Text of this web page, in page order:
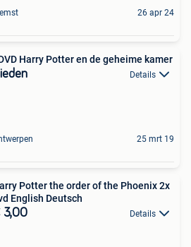
26 apr 24
Harry Potter en de geheime kamer
Details
25 mrt 19
Potter the order of the Phoenix 2x
English Deutsch
3,00 Details